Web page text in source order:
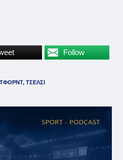
Follow
, ΤΣΕΛΣΙ